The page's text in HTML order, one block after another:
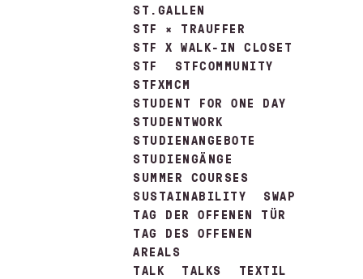
ST.GALLEN
STF × TRAUFFER
STF X WALK-IN CLOSET
STF
STFCOMMUNITY
STFXMCM
STUDENT FOR ONE DAY
STUDENTWORK
STUDIENANGEBOTE
STUDIENGÄNGE
SUMMER COURSES
SUSTAINABILITY
SWAP
TAG DER OFFENEN TÜR
TAG DES OFFENEN
AREALS
TALK
TALKS
TEXTIL